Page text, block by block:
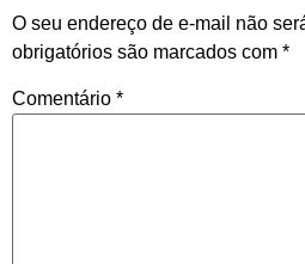
O seu endereço de e-mail não
obrigatórios são marcados com *
Comentário *